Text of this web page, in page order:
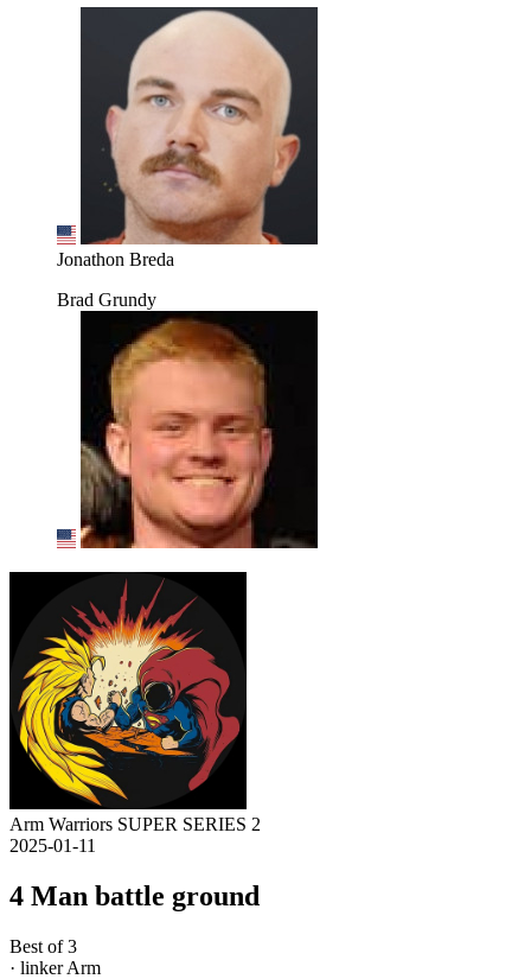
Jonathon Breda
Brad Grundy
Arm Warriors SUPER SERIES 2
2025-01-11
4 Man battle ground
Best of 3
· linker Arm